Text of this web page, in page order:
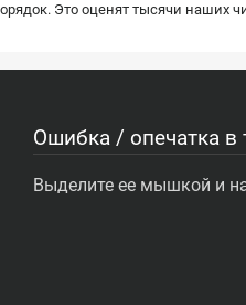
Это оценят тысячи наших
Ошибка / опечатка в
Выделите ее мышкой и